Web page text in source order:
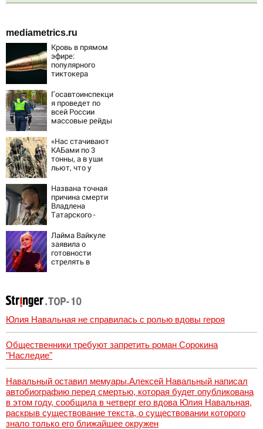
mediametrics.ru
Кровь в прямом
эфире:
популярного
тиктокера
ресторана
Госавтоинспекци
я проведет по
всей России
массовые рейды
«Нас стачивают
КАБами по 3
тонны, а в уши
льют, что у
резервов»
Названа точная
причина смерти
Владлена
Татарского -
Вести.ru
Лайма Вайкуле
заявила о
готовности
стрелять в
Юлия Навальная не справилась с ролью вдовы героя
Общественники требуют запретить роман Сорокина
"Наследие"
Навальный оставил мемуары.Алексей Навальный написал
автобиографию перед смертью, которая будет опубликована
в этом году, сообщила в четверг его вдова Юлия Навальная,
раскрыв существование текста, о существовании которого
знало только его ближайшее окружен